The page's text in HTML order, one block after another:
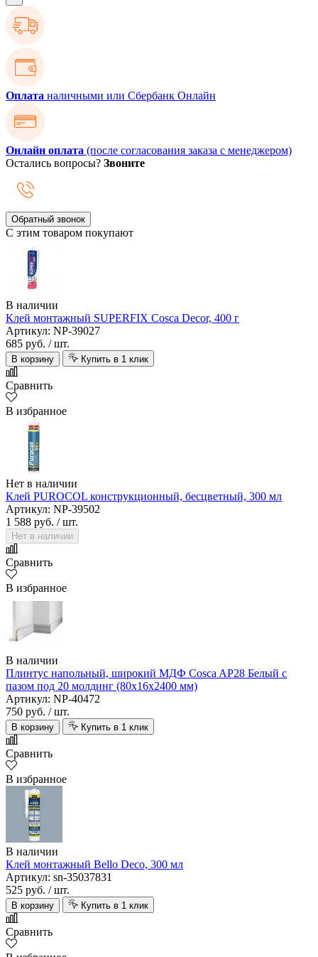
Оплата наличными или Сбербанк Онлайн
Онлайн оплата (после согласования заказа с менеджером)
Остались вопросы? Звоните
Обратный звонок
С этим товаром покупают
В наличии
Клей монтажный SUPERFIX Cosca Decor, 400 г
Артикул: NP-39027
685 руб. / шт.
В корзину Купить в 1 клик
Сравнить
В избранное
Нет в наличии
Клей PUROCOL конструкционный, бесцветный, 300 мл
Артикул: NP-39502
1 588 руб. / шт.
Нет в наличии
Сравнить
В избранное
В наличии
Плинтус напольный, широкий МДФ Cosca AP28 Белый с
пазом под 20 молдинг (80х16х2400 мм)
Артикул: NP-40472
750 руб. / шт.
В корзину Купить в 1 клик
Сравнить
В избранное
В наличии
Клей монтажный Bello Deco, 300 мл
Артикул: sn-35037831
525 руб. / шт.
В корзину Купить в 1 клик
Сравнить